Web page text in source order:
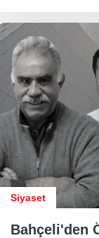
Siyaset
Bahçeli'den